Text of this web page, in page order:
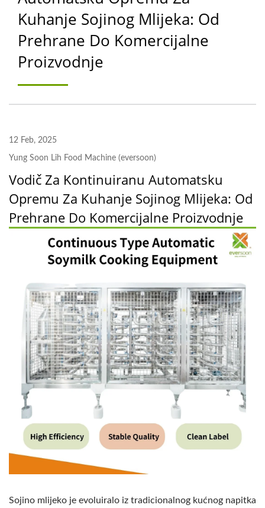
PROIZVODA OD TOFUA,
SPREMNIK ZA
NAMAKANJE I PRANJE
SOJE, PROIZVOĐAČ
MLJEVENJE I KUHANJE |
YUNG SOON LIH FOOD
MACHINE CO., LTD.
Kuhanje Sojinog Mlijeka: Od
Prehrane Do Komercijalne
Proizvodnje
12 Feb, 2025
Yung Soon Lih Food Machine (eversoon)
Vodič Za Kontinuiranu Automatsku
Opremu Za Kuhanje Sojinog Mlijeka: Od
Prehrane Do Komercijalne Proizvodnje
Sojino mlijeko je evoluiralo iz tradicionalnog kućnog napitka